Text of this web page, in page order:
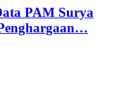
PAM Surya